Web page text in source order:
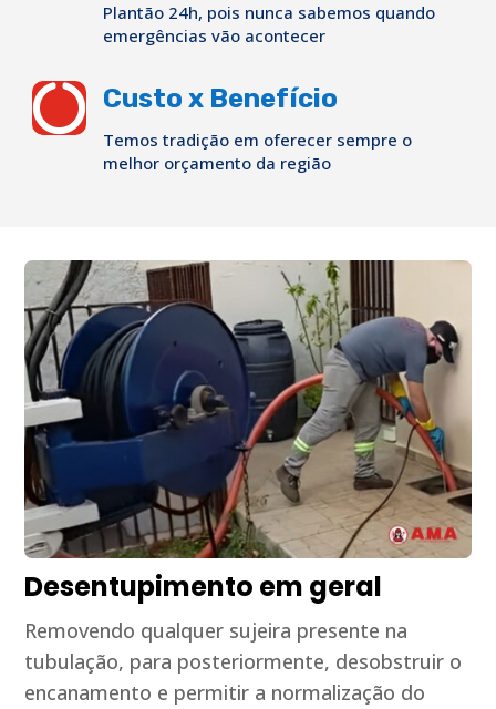
Plantão 24h, pois nunca sabemos quando
emergências vão acontecer
 Custo x Benefício
Temos tradição em oferecer sempre o
melhor orçamento da região
Desentupimento em geral
Removendo qualquer sujeira presente na
tubulação, para posteriormente, desobstruir o
encanamento e permitir a normalização do